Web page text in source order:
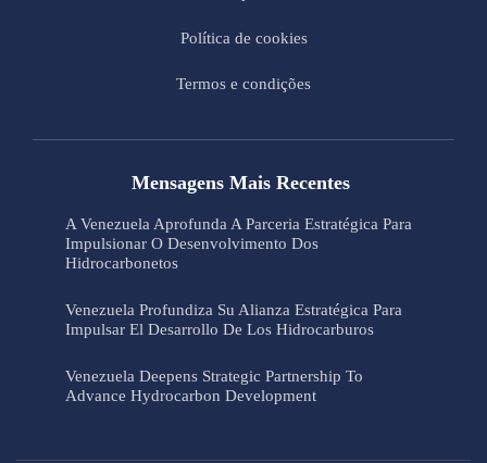
Política de cookies
Termos e condições
Mensagens Mais Recentes
A Venezuela Aprofunda A Parceria Estratégica Para
Impulsionar O Desenvolvimento Dos
Hidrocarbonetos
Venezuela Profundiza Su Alianza Estratégica Para
Impulsar El Desarrollo De Los Hidrocarburos
Venezuela Deepens Strategic Partnership To
Advance Hydrocarbon Development